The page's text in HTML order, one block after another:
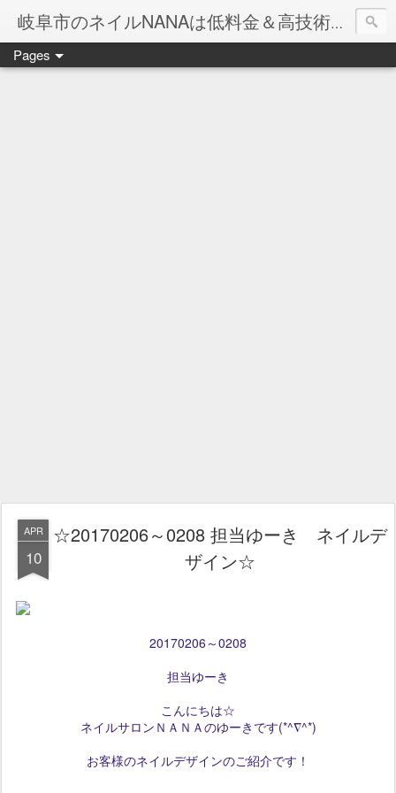
岐阜市のネイルNANAは低料金＆高技術のお店
ネイル岐阜市NANAです♪♪
Pages
APR
10
☆20170206～0208 担当ゆーき ネイルデ
ザイン☆
20170206～0208
担当ゆーき
こんにちは☆
ネイルサロンＮＡＮＡのゆーきです(*^∇^*)
お客様のネイルデザインのご紹介です！